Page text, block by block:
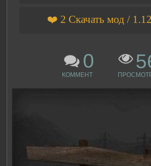
❤️ 2 Скачать мод /
0
КОММЕНТ